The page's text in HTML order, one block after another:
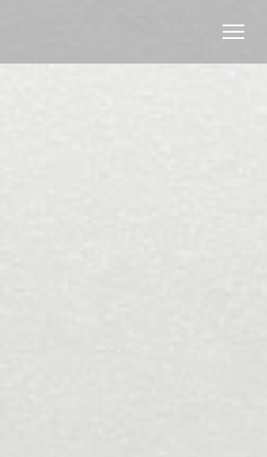
choix en matière de cookies